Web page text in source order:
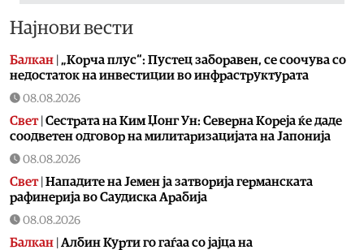
Најнови вести
Балкан „Корча плус“: Пустец заборавен, се соочува со
недостаток на инвестиции во инфраструктурата
08.08.2026
Свет| Сестрата на Ким Џонг Ун: Cеверна Кореја ќе даде
соодветен одговор на милитаризацијата на Јапонија
08.08.2026
Свет| Нападите на Јемен ја затворија германската
рафинерија во Саудиска Арабија
08.08.2026
Балкан Албин Курти го гаѓаа со јајца на